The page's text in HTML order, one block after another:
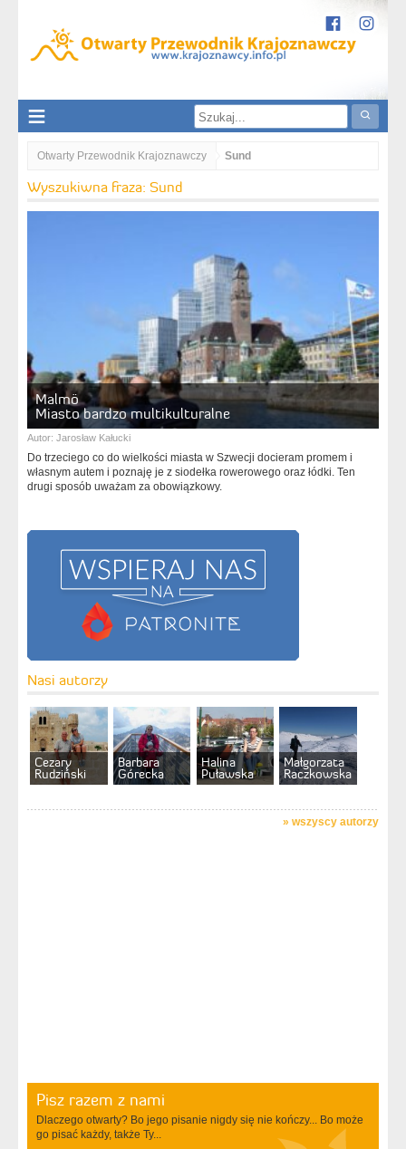
Otwarty Przewodnik Krajoznawczy Sund
Wyszukiwna fraza: Sund
Malmö
Miasto bardzo multikulturalne
Autor: Jarosław Kałucki
Do trzeciego co do wielkości miasta w Szwecji docieram promem i
własnym autem i poznaję je z siodełka rowerowego oraz łódki. Ten
drugi sposób uważam za obowiązkowy.
Nasi autorzy
Cezary
Rudziński
Barbara
Górecka
Halina
Puławska
Małgorzata
Raczkowska
» wszyscy autorzy
Pisz razem z nami
Dlaczego otwarty? Bo jego pisanie nigdy się nie kończy... Bo może
go pisać każdy, także Ty...